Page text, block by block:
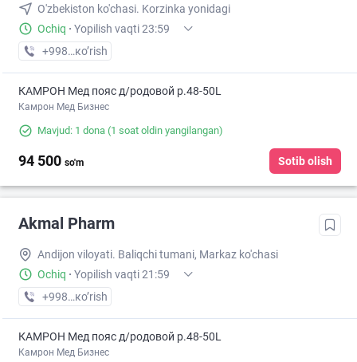
O'zbekiston ko'chasi. Korzinka yonidagi
Ochiq · Yopilish vaqti 23:59
+998 (90) XXX-XX-XX
кo’rish
КАМРОН Мед пояс д/родовой р.48-50L
Камрон Мед Бизнес
Mavjud: 1 dona (1 soat oldin yangilangan)
94 500 so'm Sotib olish
Akmal Pharm
Andijon viloyati. Baliqchi tumani, Markaz ko'chasi
Ochiq · Yopilish vaqti 21:59
+998 (91) XXX-XX-XX
кo’rish
КАМРОН Мед пояс д/родовой р.48-50L
Камрон Мед Бизнес